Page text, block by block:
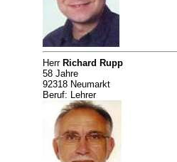
Herr Richard Rupp
58 Jahre
92318 Neumarkt
Beruf: Lehrer